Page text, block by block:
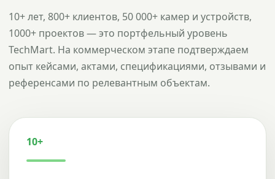
10+ лет, 800+ клиентов, 50 000+ камер и устройств,
1000+ проектов — это портфельный уровень
TechMart. На коммерческом этапе подтверждаем
опыт кейсами, актами, спецификациями, отзывами и
референсами по релевантным объектам.
10+